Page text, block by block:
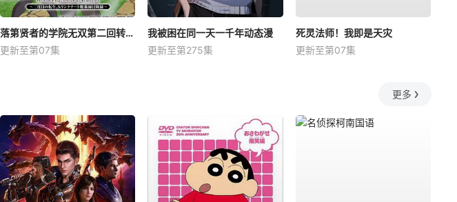
落第贤者的学院无双第二回转生，S等级作弊魔术师冒险记
更新至第07集
我被困在同一天一千年动态漫
更新至第275集
死灵法师！我即是天灾
更新至第07集
更多